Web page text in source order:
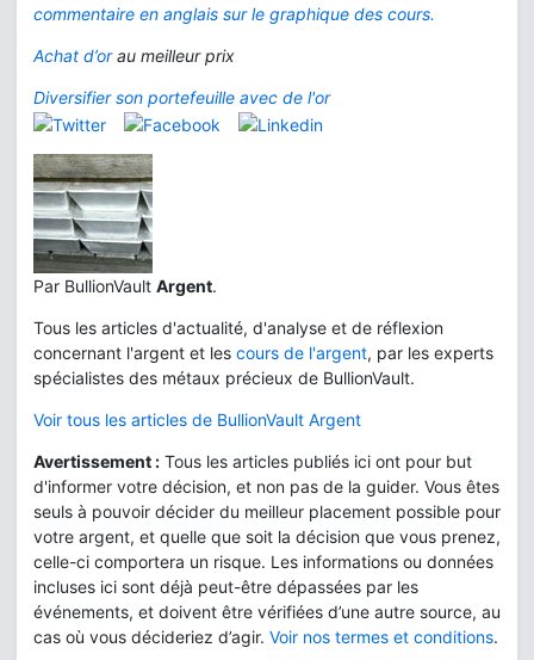
commentaire en anglais sur le graphique des cours.
Achat d’orau meilleur prix
Diversifier son portefeuille avec de l'or
Par BullionVault Argent.
Tous les articles d'actualité, d'analyse et de réflexion
concernant l'argent et les cours de l'argent, par les experts
spécialistes des métaux précieux de BullionVault.
Voir tous les articles de BullionVault Argent
Avertissement : Tous les articles publiés ici ont pour but
d'informer votre décision, et non pas de la guider. Vous êtes
seuls à pouvoir décider du meilleur placement possible pour
votre argent, et quelle que soit la décision que vous prenez,
celle-ci comportera un risque. Les informations ou données
incluses ici sont déjà peut-être dépassées par les
événements, et doivent être vérifiées d’une autre source, au
cas où vous décideriez d’agir. Voir nos termes et conditions.